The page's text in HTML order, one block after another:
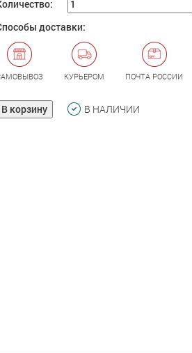
доставки:
КУРЬЕРОМ ПОЧТА РОССИИ
В корзину В НАЛИЧИИ